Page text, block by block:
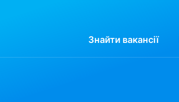
Знайти вакансії